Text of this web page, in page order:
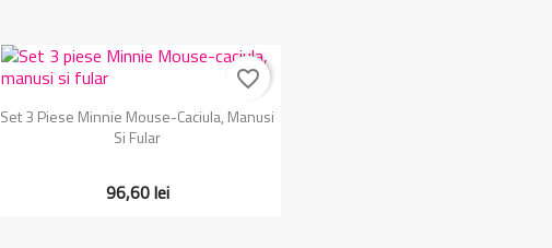
Vizualizare rapida
Set 3 Piese Minnie Mouse-Caciula, Manusi
Si Fular
96,60 lei
favorite_border